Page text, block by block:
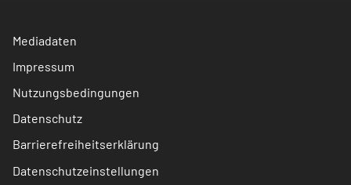
Mediadaten
Impressum
Nutzungsbedingungen
Datenschutz
Barrierefreiheitserklärung
Datenschutzeinstellungen